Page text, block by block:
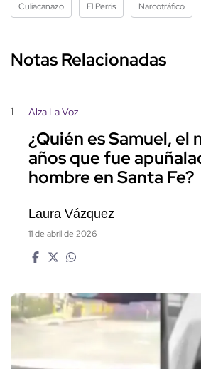
Culiacanazo El Perris Narcotráfico
Notas Relacionadas
1 Alza La Voz
¿Quién es Samuel, el
años que fue
hombre en Santa Fe?
Laura Vázquez
11 de abril de 2026